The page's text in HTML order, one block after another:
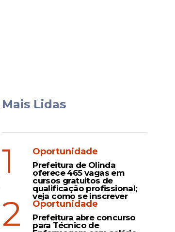
Mais Lidas
1 Oportunidade
Prefeitura de Olinda
oferece 465 vagas em
cursos gratuitos de
qualificação profissional;
veja como se inscrever
2 Oportunidade
Prefeitura abre concurso
para Técnico de